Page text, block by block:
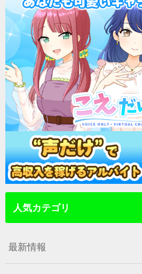
人気カテゴリ
最新情報